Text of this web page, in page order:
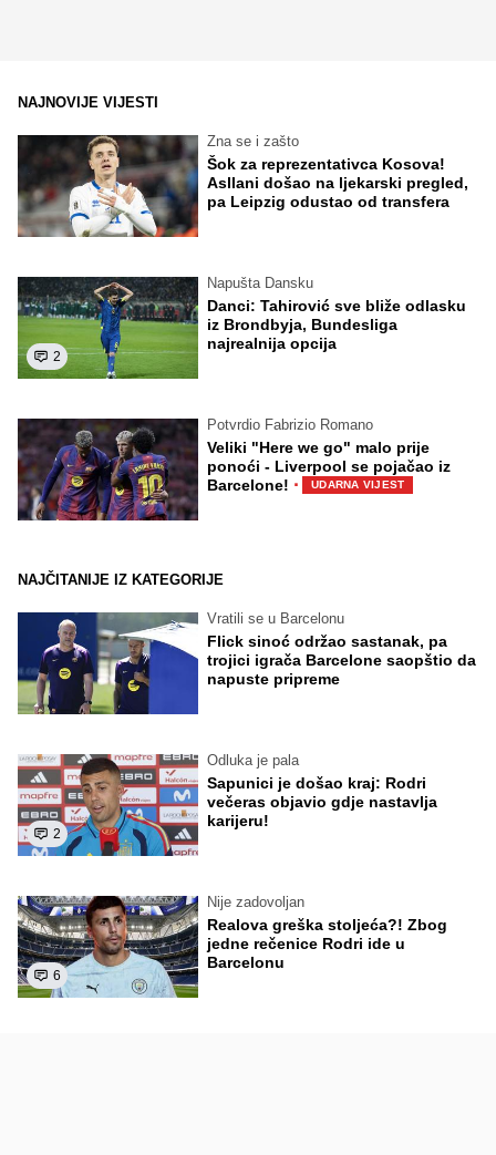
NAJNOVIJE VIJESTI
Zna se i zašto
Šok za reprezentativca Kosova!
Asllani došao na ljekarski pregled,
pa Leipzig odustao od transfera
2
Napušta Dansku
Danci: Tahirović sve bliže odlasku
iz Brondbyja, Bundesliga
najrealnija opcija
Potvrdio Fabrizio Romano
Veliki "Here we go" malo prije
ponoći - Liverpool se pojačao iz
Barcelone! · UDARNA VIJEST
NAJČITANIJE IZ KATEGORIJE
Vratili se u Barcelonu
Flick sinoć održao sastanak, pa
trojici igrača Barcelone saopštio da
napuste pripreme
2
Odluka je pala
Sapunici je došao kraj: Rodri
večeras objavio gdje nastavlja
karijeru!
6
Nije zadovoljan
Realova greška stoljeća?! Zbog
jedne rečenice Rodri ide u
Barcelonu